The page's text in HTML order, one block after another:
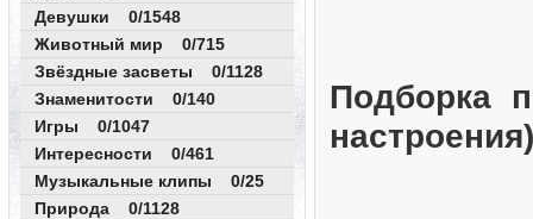
Девушки 0/1548
Животный мир 0/715
Звёздные засветы 0/1128
Знаменитости 0/140
Игры 0/1047
Интересности 0/461
Музыкальные клипы 0/25
Природа 0/1128
Подборка